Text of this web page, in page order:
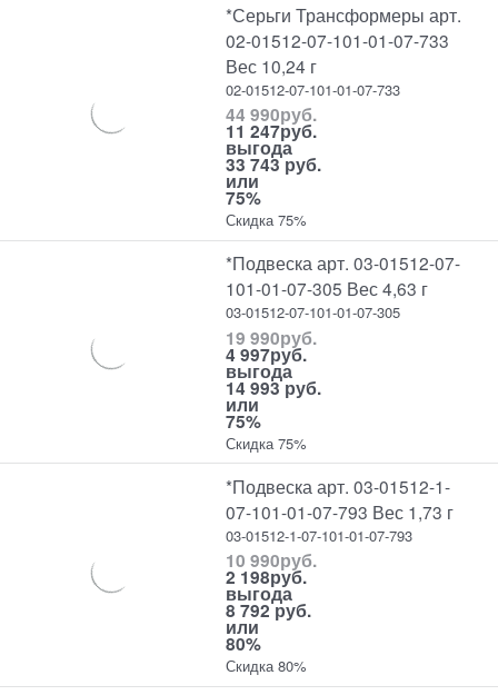
*Серьги Трансформеры арт.
02-01512-07-101-01-07-733
Вес 10,24 г
02-01512-07-101-01-07-733
44 990руб.
11 247руб.
выгода
33 743 руб.
или
75%
Скидка 75%
*Подвеска арт. 03-01512-07-
101-01-07-305 Вес 4,63 г
03-01512-07-101-01-07-305
19 990руб.
4 997руб.
выгода
14 993 руб.
или
75%
Скидка 75%
*Подвеска арт. 03-01512-1-
07-101-01-07-793 Вес 1,73 г
03-01512-1-07-101-01-07-793
10 990руб.
2 198руб.
выгода
8 792 руб.
или
80%
Скидка 80%